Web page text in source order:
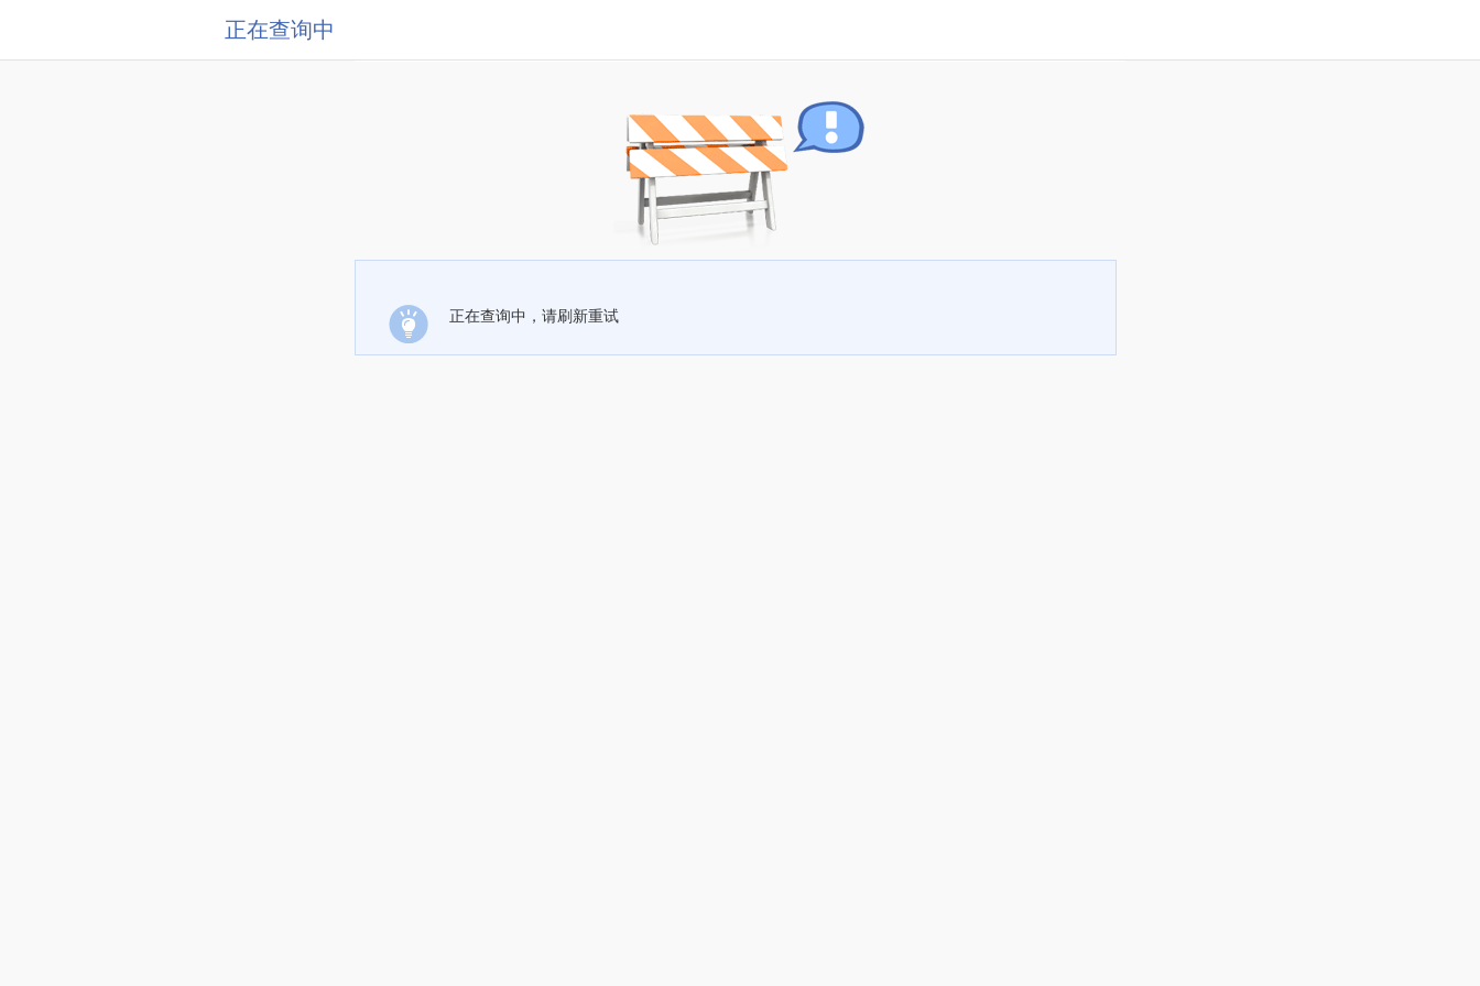
正在查询中
正在查询中，请刷新重试